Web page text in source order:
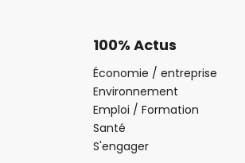
100% Actus
Économie / entreprise
Environnement
Emploi / Formation
Santé
S'engager